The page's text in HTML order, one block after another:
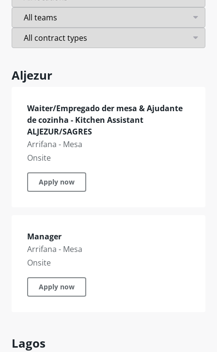
Aljezur
Waiter/Empregado der mesa & Ajudante
de cozinha - Kitchen Assistant
ALJEZUR/SAGRES
Arrifana - Mesa
Onsite
Apply now
Manager
Arrifana - Mesa
Onsite
Apply now
Lagos